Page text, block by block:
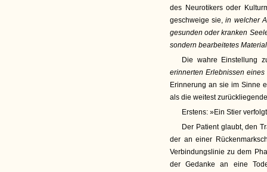
des Neurotikers oder
geschweige sie,in welcher
gesunden oder kranken
sondern bearbeitetes
Die wahre Einstellung
erinnerten Erlebnissen
Erinnerung an sie im Sinne
als die weitest
Erstens: »Ein Stier
Der Patient glaubt, den
der an einer
Verbindungslinie zu dem
der Gedanke an eine